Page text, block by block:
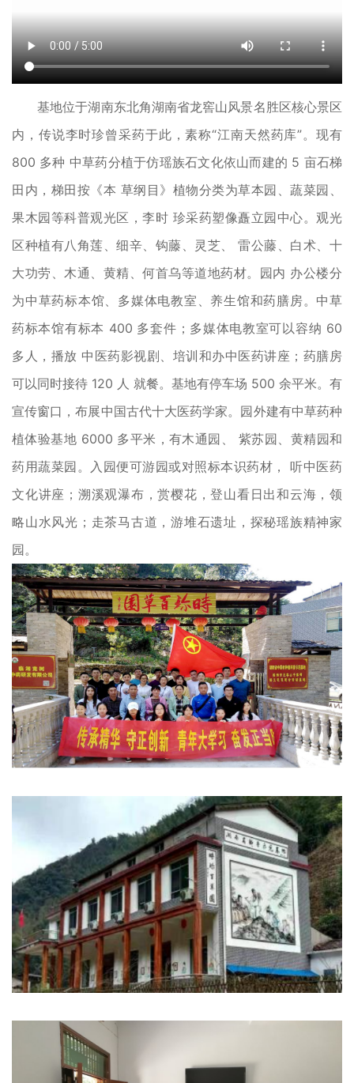
基地位于湖南东北角湖南省龙窖山风景名胜区核心景区
内，传说李时珍曾采药于此，素称“江南天然药库”。现有
800 多种 中草药分植于仿瑶族石文化依山而建的 5 亩石梯
田内，梯田按《本 草纲目》植物分类为草本园、蔬菜园、
果木园等科普观光区，李时 珍采药塑像矗立园中心。观光
区种植有八角莲、细辛、钩藤、灵芝、 雷公藤、白术、十
大功劳、木通、黄精、何首乌等道地药材。园内 办公楼分
为中草药标本馆、多媒体电教室、养生馆和药膳房。中草
药标本馆有标本 400 多套件；多媒体电教室可以容纳 60
多人，播放 中医药影视剧、培训和办中医药讲座；药膳房
可以同时接待 120 人 就餐。基地有停车场 500 余平米。有
宣传窗口，布展中国古代十大医药学家。园外建有中草药种
植体验基地 6000 多平米，有木通园、 紫苏园、黄精园和
药用蔬菜园。入园便可游园或对照标本识药材， 听中医药
文化讲座；溯溪观瀑布，赏樱花，登山看日出和云海，领
略山水风光；走茶马古道，游堆石遗址，探秘瑶族精神家
园。